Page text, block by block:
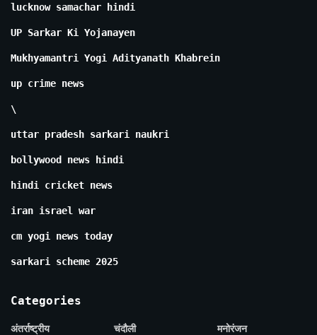
lucknow samachar hindi
UP Sarkar Ki Yojanayen
Mukhyamantri Yogi Adityanath Khabrein
up crime news
\
uttar pradesh sarkari naukri
bollywood news hindi
hindi cricket news
iran israel war
cm yogi news today
sarkari scheme 2025
Categories
अंतर्राष्ट्रीय
चंदौली
मनोरंजन